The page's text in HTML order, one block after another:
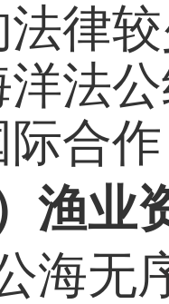
法律
法
合
）渔
海无